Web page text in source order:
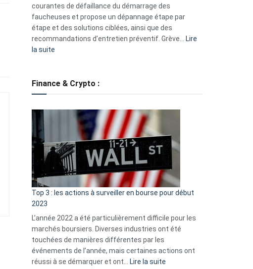
eufy
courantes de défaillance du démarrage des
faucheuses et propose un dépannage étape par
étape et des solutions ciblées, ainsi que des
recommandations d’entretien préventif. Grève…
Lire
la suite
tondeuses
démarrage
courants
et
guide
d’auto-
assistance
Finance & Crypto :
Top 3 : les actions à surveiller en bourse pour début
2023
L’année 2022 a été particulièrement difficile pour les
marchés boursiers. Diverses industries ont été
touchées de manières différentes par les
événements de l’année, mais certaines actions ont
réussi à se démarquer et ont…
Lire la suite